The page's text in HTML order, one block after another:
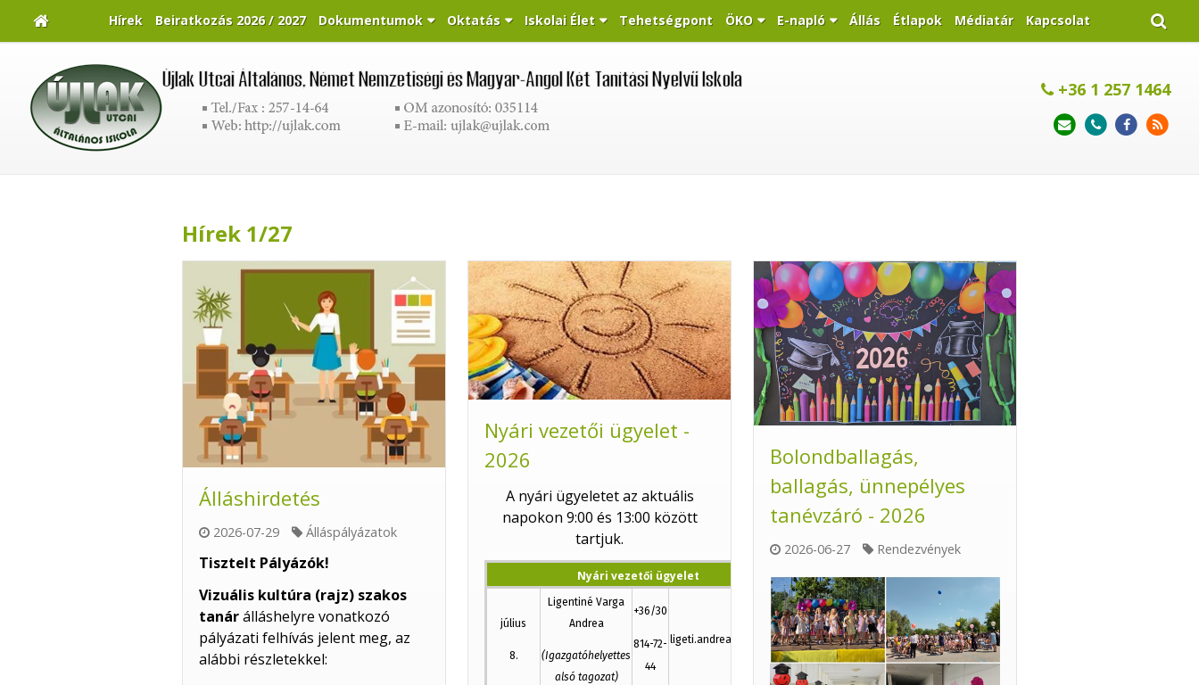
Hírek Beiratkozás 2026 / 2027 Dokumentumok Oktatás Iskolai Élet Tehetségpont ÖKO E-napló Állás Étlapok Médiatár Kapcsolat
+36 1 257 1464
Hírek 1/27
Álláshirdetés
2026-07-29 Álláspályázatok
Tisztelt Pályázók!
Vizuális kultúra (rajz) szakos
tanárálláshelyre vonatkozó
pályázati felhívás jelent meg, az
alábbi részletekkel:
Nyári vezetői ügyelet -
2026
A nyári ügyeletet az aktuális
napokon 9:00 és 13:00 között
tartjuk.
Nyári vezetői ügyelet
július
8.
Ligentiné Varga
Andrea
(Igazgatóhelyettes
alsó tagozat)
+36/30
814-72-
44
ligeti.andrea@ujlak.com
Bolondballagás,
ballagás, ünnepélyes
tanévzáró - 2026
2026-06-27 Rendezvények